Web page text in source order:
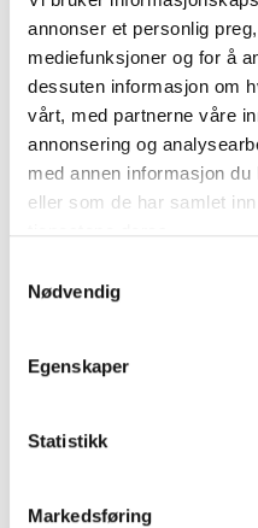
annonser et personlig
mediefunksjoner og for å
dessuten informasjon om
vårt, med partnerne våre
annonsering og
med annen informasjon
eller som de har samlet
Nødvendig
Egenskaper
Statistikk
Markedsføring
Andre
105,-